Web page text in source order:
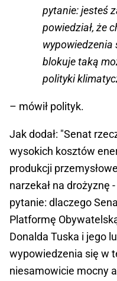
pytanie: jesteś
powiedział, że
wypowiedzenia
blokuje taką
polityki
– mówił polityk.
Jak dodał: "Senat
wysokich kosztów
produkcji
narzekał na drożyznę
pytanie: dlaczego
Platformę
Donalda Tuska i jego
wypowiedzenia się w
niesamowicie mocny